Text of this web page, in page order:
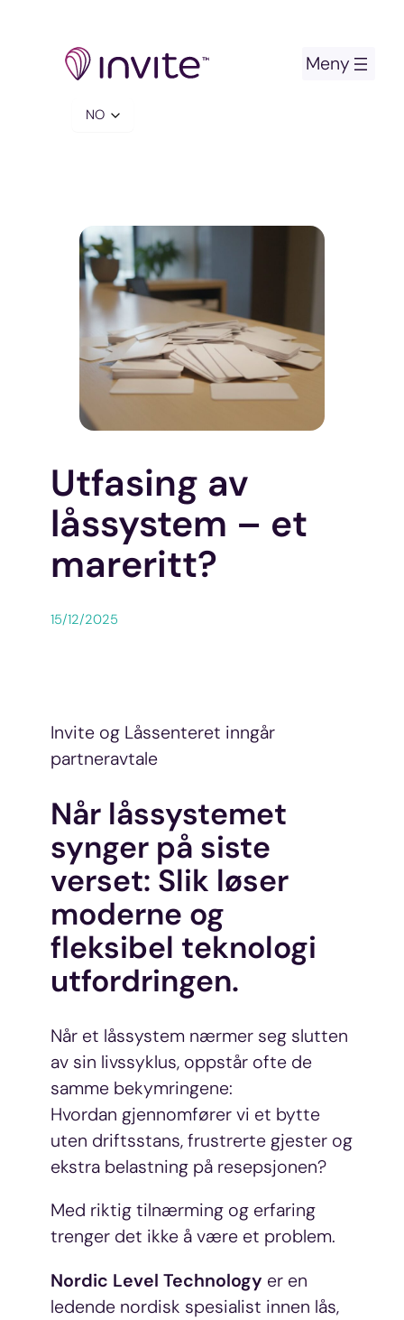
innhold
Velg
Utfasing av
låssystem – et
mareritt?
15/12/2025
Invite og Låssenteret inngår
partneravtale
Når låssystemet
synger på siste
verset: Slik løser
moderne og
fleksibel teknologi
utfordringen.
Når et låssystem nærmer seg slutten
av sin livssyklus, oppstår ofte de
samme bekymringene:
Hvordan gjennomfører vi et bytte
uten driftsstans, frustrerte gjester og
ekstra belastning på resepsjonen?
Med riktig tilnærming og erfaring
trenger det ikke å være et problem.
Nordic Level Technology er en
ledende nordisk spesialist innen lås,